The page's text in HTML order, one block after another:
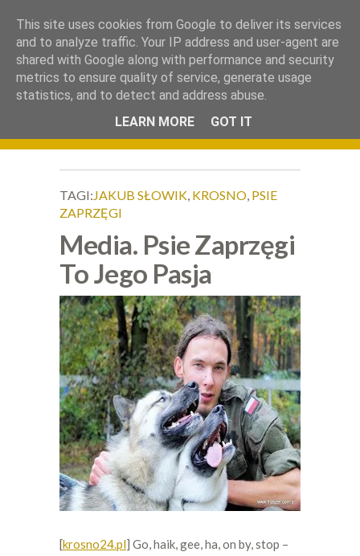
Okiem Obiektywu.
TAGI:JAKUB SŁOWIK, KROSNO, PSIE
ZAPRZĘGI
Media. Psie Zaprzęgi
To Jego Pasja
[krosno24.pl] Go, haik, gee, ha, on by, stop –
This site uses cookies from Google to deliver its services
and to analyze traffic. Your IP address and user-agent are
shared with Google along with performance and security
metrics to ensure quality of service, generate usage
statistics, and to detect and address abuse.
LEARN MORE
GOT IT